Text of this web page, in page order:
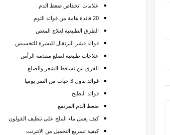
علامات انخفاض ضغط الدم
20 فائدة هامة من فوائد الثوم
الطرق الطبيعية لعلاج المغص
فوائد قشر البرتقال للبشرة للتخسيس
علاجات طبيعية لصلع مقدمة الرأس
الفرق بين تساقط الشعر والصلع
فوائد تناول 3 حبات من التمر يوميا
فوائد البطيخ
ضغط الدم المرتفع
كيف يعمل ماء الملح على تنظيف القولون
كيفية تسريع التحميل من الانترنت